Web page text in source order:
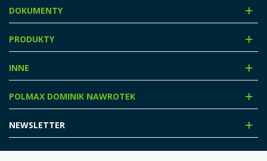
DOKUMENTY
PRODUKTY
INNE
POLMAX DOMINIK NAWROTEK
NEWSLETTER